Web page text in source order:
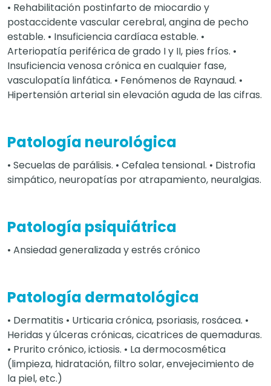
• Rehabilitación postinfarto de miocardio y
postaccidente vascular cerebral, angina de pecho
estable. • Insuficiencia cardíaca estable. •
Arteriopatía periférica de grado I y II, pies fríos. •
Insuficiencia venosa crónica en cualquier fase,
vasculopatía linfática. • Fenómenos de Raynaud. •
Hipertensión arterial sin elevación aguda de las cifras.
Patología neurológica
• Secuelas de parálisis. • Cefalea tensional. • Distrofia
simpático, neuropatías por atrapamiento, neuralgias.
Patología psiquiátrica
• Ansiedad generalizada y estrés crónico
Patología dermatológica
• Dermatitis • Urticaria crónica, psoriasis, rosácea. •
Heridas y úlceras crónicas, cicatrices de quemaduras.
• Prurito crónico, ictiosis. • La dermocosmética
(limpieza, hidratación, filtro solar, envejecimiento de
la piel, etc.)